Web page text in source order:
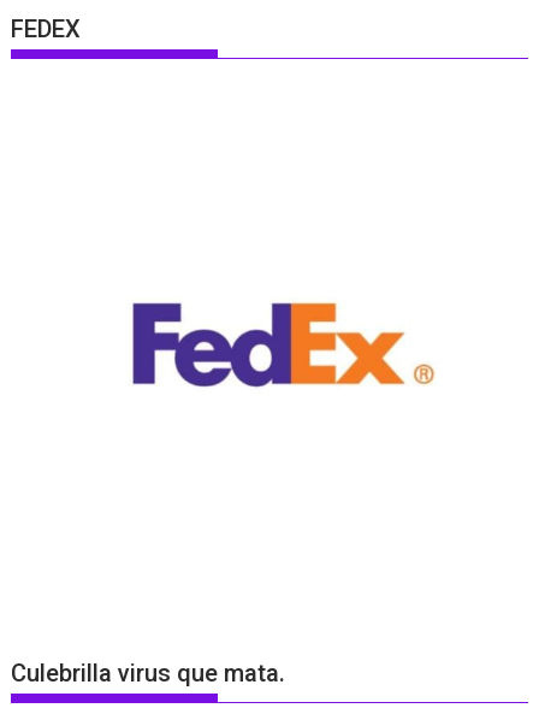
FEDEX
Culebrilla virus que mata.